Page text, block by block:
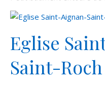
Eglise
Saint-Roch